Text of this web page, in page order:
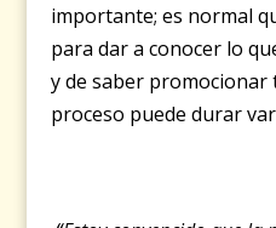
importante; es normal
para dar a conocer lo
y de saber promocionar
proceso puede durar